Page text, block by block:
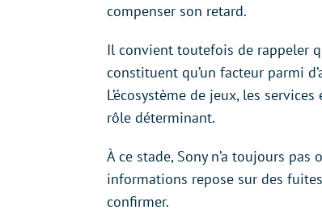
compenser son retard.
Il convient toutefois de rappeler
constituent qu’un facteur parmi
L’écosystème de jeux, les
rôle déterminant.
À ce stade, Sony n’a toujours
informations repose sur des
confirmer.